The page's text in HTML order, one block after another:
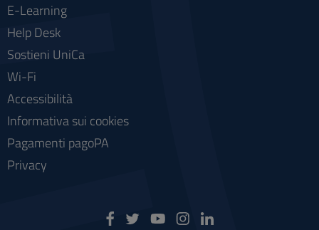
E-Learning
Help Desk
Sostieni UniCa
Wi-Fi
Accessibilità
Informativa sui cookies
Pagamenti pagoPA
Privacy